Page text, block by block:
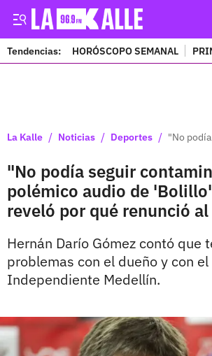
Tendencias: HORÓSCOPO SEMANAL
La Kalle / Noticias / Deportes / "No
"No podía seguir
polémico audio de
reveló por qué renunció
Hernán Darío Gómez contó que
problemas con el dueño y con
Independiente Medellín.